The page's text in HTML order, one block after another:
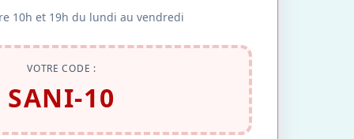
10h et 19h du lundi au vendredi
VOTRE CODE :
SANI-10